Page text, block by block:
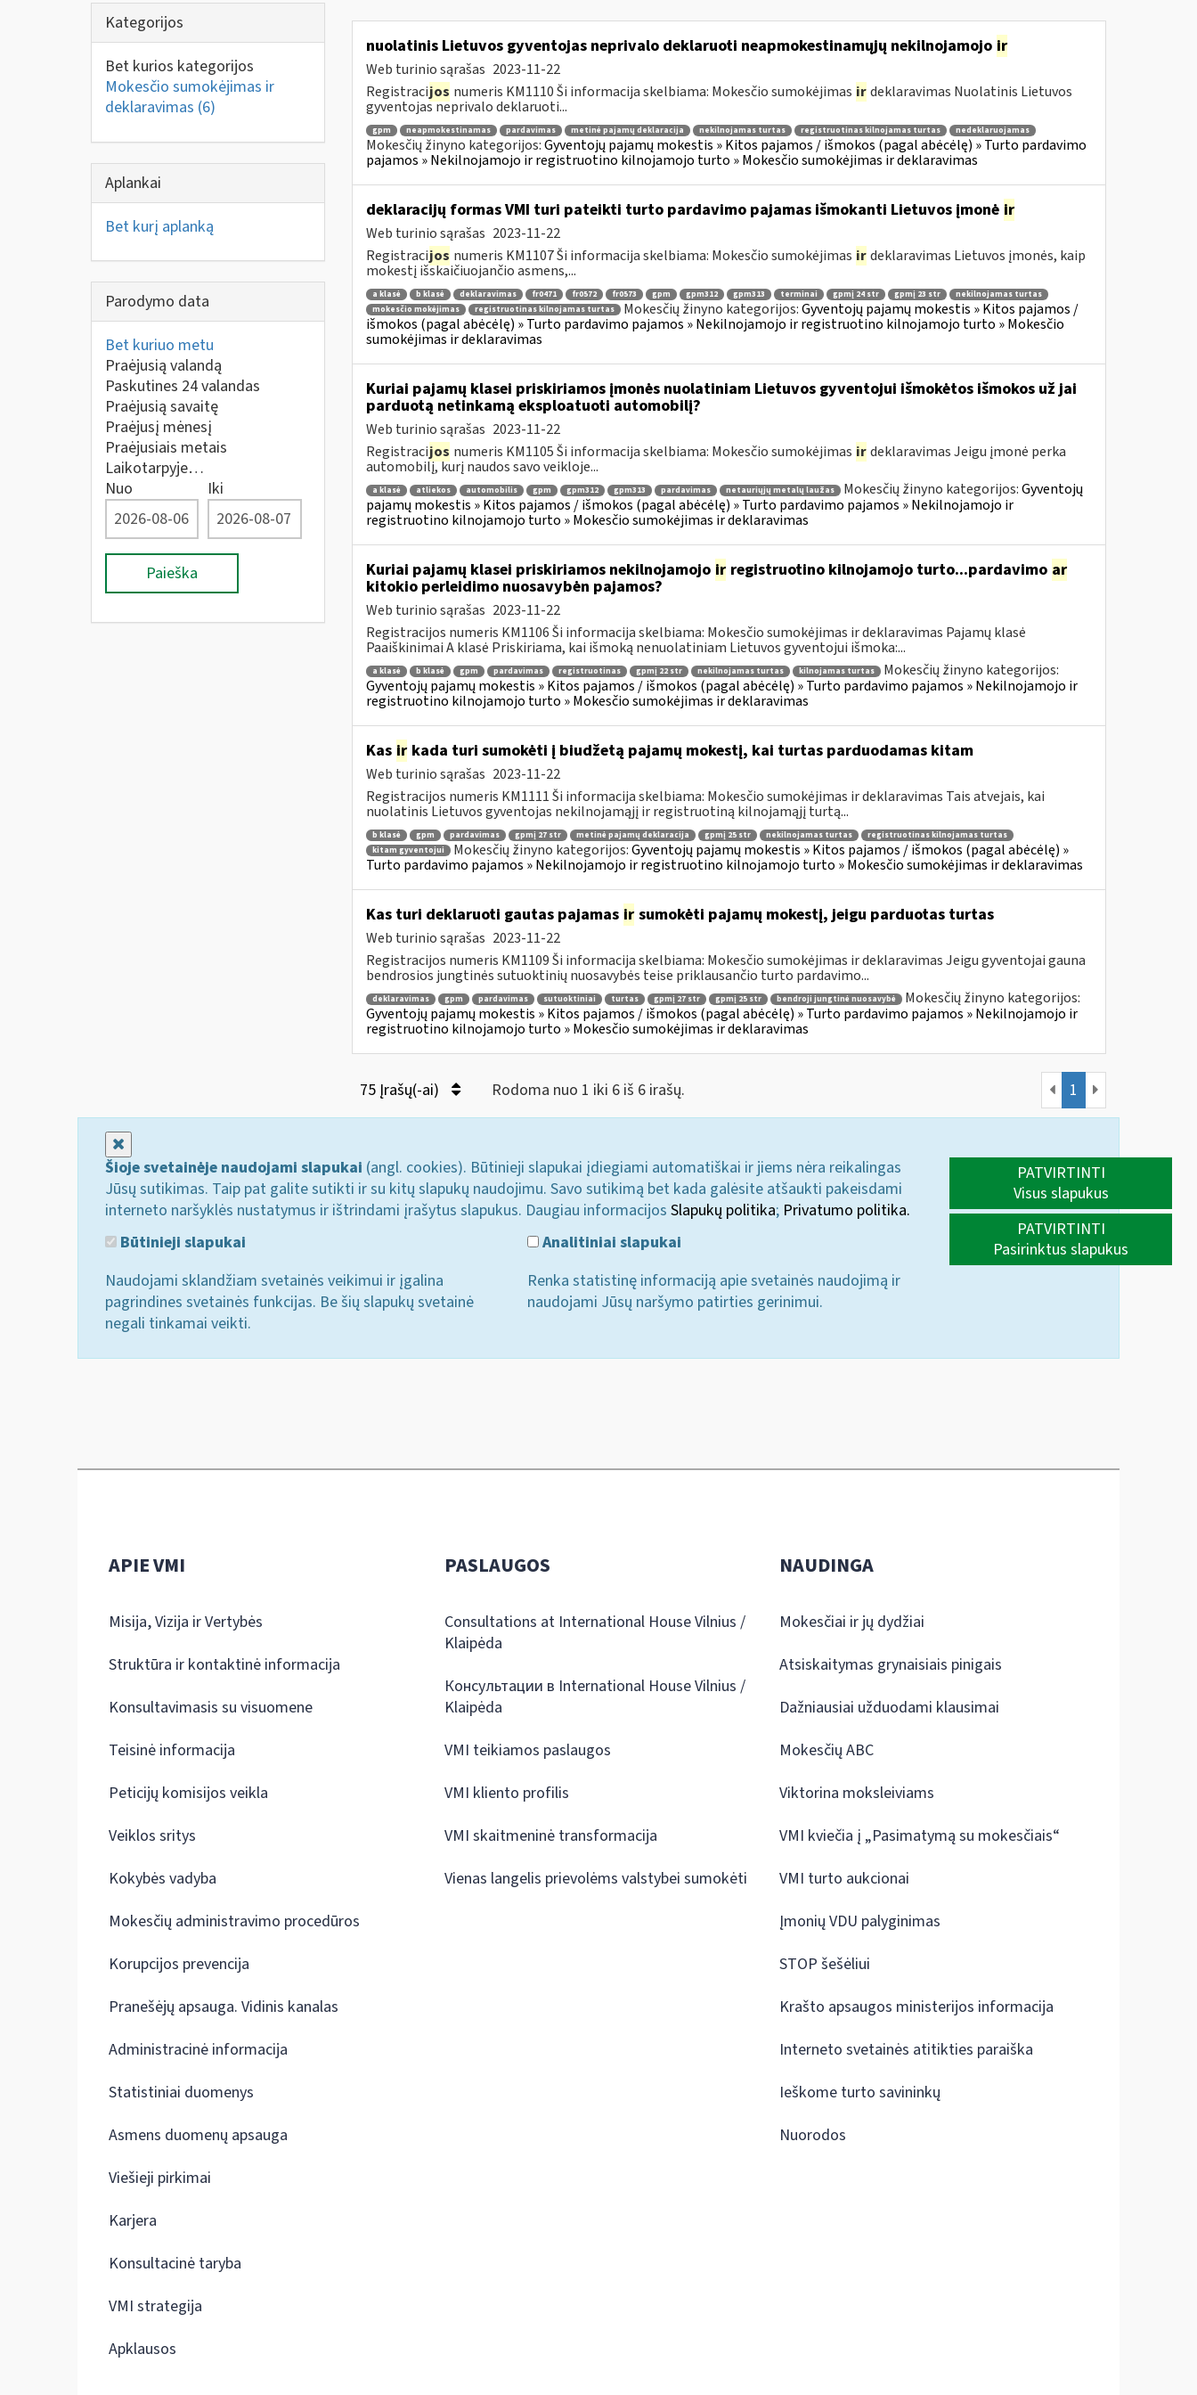
Kategorijos
Bet kurios kategorijos
Mokesčio sumokėjimas ir
deklaravimas (6)
Aplankai
Bet kurį aplanką
Parodymo data
Bet kuriuo metu
Praėjusią valandą
Paskutines 24 valandas
Praėjusią savaitę
Praėjusį mėnesį
Praėjusiais metais
Laikotarpyje…
Nuo
Iki
Paieška
nuolatinis Lietuvos gyventojas neprivalo deklaruoti neapmokestinamųjų nekilnojamojo ir
Web turinio sąrašas 2023-11-22
Registracijos numeris KM1110 Ši informacija skelbiama: Mokesčio sumokėjimas ir deklaravimas Nuolatinis Lietuvos
gyventojas neprivalo deklaruoti...
gpm neapmokestinamas pardavimas metinė pajamų deklaracija nekilnojamas turtas registruotinas kilnojamas turtas nedeklaruojamas
Mokesčių žinyno kategorijos:Gyventojų pajamų mokestis » Kitos pajamos / išmokos (pagal abėcėlę) » Turto pardavimo
pajamos » Nekilnojamojo ir registruotino kilnojamojo turto » Mokesčio sumokėjimas ir deklaravimas
deklaracijų formas VMI turi pateikti turto pardavimo pajamas išmokanti Lietuvos įmonė ir
Web turinio sąrašas 2023-11-22
Registracijos numeris KM1107 Ši informacija skelbiama: Mokesčio sumokėjimas ir deklaravimas Lietuvos įmonės, kaip
mokestį išskaičiuojančio asmens,...
a klasė b klasė deklaravimas fr0471 fr0572 fr0573 gpm gpm312 gpm313 terminai gpmį 24 str gpmį 23 str
nekilnojamas turtas
mokesčio mokėjimas
registruotinas kilnojamas turtas Mokesčių žinyno kategorijos:Gyventojų pajamų mokestis » Kitos pajamos /
išmokos (pagal abėcėlę) » Turto pardavimo pajamos » Nekilnojamojo ir registruotino kilnojamojo turto » Mokesčio
sumokėjimas ir deklaravimas
Kuriai pajamų klasei priskiriamos įmonės nuolatiniam Lietuvos gyventojui išmokėtos išmokos už jai
parduotą netinkamą eksploatuoti automobilį?
Web turinio sąrašas 2023-11-22
Registracijos numeris KM1105 Ši informacija skelbiama: Mokesčio sumokėjimas ir deklaravimas Jeigu įmonė perka
automobilį, kurį naudos savo veikloje...
a klasė atliekos automobilis gpm gpm312 gpm313 pardavimas netauriųjų metalų laužas Mokesčių žinyno kategorijos:Gyventojų
pajamų mokestis » Kitos pajamos / išmokos (pagal abėcėlę) » Turto pardavimo pajamos » Nekilnojamojo ir
registruotino kilnojamojo turto » Mokesčio sumokėjimas ir deklaravimas
Kuriai pajamų klasei priskiriamos nekilnojamojo irregistruotino kilnojamojo turto...pardavimo ar
kitokio perleidimo nuosavybėn pajamos?
Web turinio sąrašas 2023-11-22
Registracijos numeris KM1106 Ši informacija skelbiama: Mokesčio sumokėjimas ir deklaravimas Pajamų klasė
Paaiškinimai A klasė Priskiriama, kai išmoką nenuolatiniam Lietuvos gyventojui išmoka:...
a klasė b klasė gpm pardavimas registruotinas gpmį 22 str nekilnojamas turtas kilnojamas turtas
Mokesčių žinyno kategorijos:
Gyventojų pajamų mokestis » Kitos pajamos / išmokos (pagal abėcėlę) » Turto pardavimo pajamos » Nekilnojamojo ir
registruotino kilnojamojo turto » Mokesčio sumokėjimas ir deklaravimas
Kas irkada turi sumokėti į biudžetą pajamų mokestį, kai turtas parduodamas kitam
Web turinio sąrašas 2023-11-22
Registracijos numeris KM1111 Ši informacija skelbiama: Mokesčio sumokėjimas ir deklaravimas Tais atvejais, kai
nuolatinis Lietuvos gyventojas nekilnojamąjį ir registruotiną kilnojamąjį turtą...
b klasė gpm pardavimas gpmį 27 str metinė pajamų deklaracija gpmį 25 str nekilnojamas turtas
registruotinas kilnojamas turtas
kitam gyventojui
Mokesčių žinyno kategorijos:Gyventojų pajamų mokestis » Kitos pajamos / išmokos (pagal abėcėlę) »
Turto pardavimo pajamos » Nekilnojamojo ir registruotino kilnojamojo turto » Mokesčio sumokėjimas ir deklaravimas
Kas turi deklaruoti gautas pajamas irsumokėti pajamų mokestį, jeigu parduotas turtas
Web turinio sąrašas 2023-11-22
Registracijos numeris KM1109 Ši informacija skelbiama: Mokesčio sumokėjimas ir deklaravimas Jeigu gyventojai gauna
bendrosios jungtinės sutuoktinių nuosavybės teise priklausančio turto pardavimo...
deklaravimas gpm pardavimas sutuoktiniai turtas gpmį 27 str gpmį 25 str bendroji jungtinė nuosavybė
Mokesčių žinyno kategorijos:
Gyventojų pajamų mokestis » Kitos pajamos / išmokos (pagal abėcėlę) » Turto pardavimo pajamos » Nekilnojamojo ir
registruotino kilnojamojo turto » Mokesčio sumokėjimas ir deklaravimas
75 Įrašų(-ai) Rodoma nuo 1 iki 6 iš 6 irašų. 1
Šioje svetainėje naudojami slapukai (angl. cookies). Būtinieji slapukai įdiegiami automatiškai ir jiems nėra reikalingas
Jūsų sutikimas. Taip pat galite sutikti ir su kitų slapukų naudojimu. Savo sutikimą bet kada galėsite atšaukti pakeisdami
interneto naršyklės nustatymus ir ištrindami įrašytus slapukus. Daugiau informacijos Slapukų politika; Privatumo politika.
Būtinieji slapukai
Naudojami sklandžiam svetainės veikimui ir įgalina
pagrindines svetainės funkcijas. Be šių slapukų svetainė
negali tinkamai veikti.
Analitiniai slapukai
Renka statistinę informaciją apie svetainės naudojimą ir
naudojami Jūsų naršymo patirties gerinimui.
PATVIRTINTI
Visus slapukus
PATVIRTINTI
Pasirinktus slapukus
APIE VMI
Misija, Vizija ir Vertybės
Struktūra ir kontaktinė informacija
Konsultavimasis su visuomene
Teisinė informacija
Peticijų komisijos veikla
Veiklos sritys
Kokybės vadyba
Mokesčių administravimo procedūros
Korupcijos prevencija
Pranešėjų apsauga. Vidinis kanalas
Administracinė informacija
Statistiniai duomenys
Asmens duomenų apsauga
Viešieji pirkimai
Karjera
Konsultacinė taryba
VMI strategija
Apklausos
PASLAUGOS
Consultations at International House Vilnius /
Klaipėda
Консультации в International House Vilnius /
Klaipėda
VMI teikiamos paslaugos
VMI kliento profilis
VMI skaitmeninė transformacija
Vienas langelis prievolėms valstybei sumokėti
NAUDINGA
Mokesčiai ir jų dydžiai
Atsiskaitymas grynaisiais pinigais
Dažniausiai užduodami klausimai
Mokesčių ABC
Viktorina moksleiviams
VMI kviečia į „Pasimatymą su mokesčiais“
VMI turto aukcionai
Įmonių VDU palyginimas
STOP šešėliui
Krašto apsaugos ministerijos informacija
Interneto svetainės atitikties paraiška
Ieškome turto savininkų
Nuorodos